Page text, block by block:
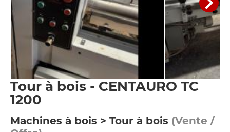
Tour à bois - CENTAURO TC
1200
Machines à bois > Tour à bois (Vente /